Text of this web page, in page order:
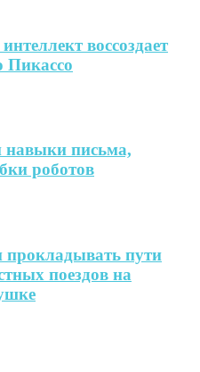
воссоздает
Пикассо
навыки письма,
роботов
прокладывать пути
поездов на